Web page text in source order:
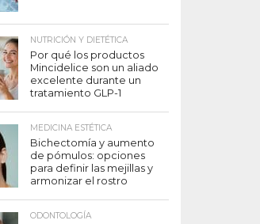
NUTRICIÓN Y DIETÉTICA
Por qué los productos
Mincidelice son un aliado
excelente durante un
tratamiento GLP-1
MEDICINA ESTÉTICA
Bichectomía y aumento
de pómulos: opciones
para definir las mejillas y
armonizar el rostro
ODONTOLOGÍA